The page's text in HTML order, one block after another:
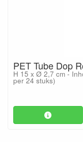
PET Tube Dop
H 15 x Ø 2,7 cm -
per 24 stuks)